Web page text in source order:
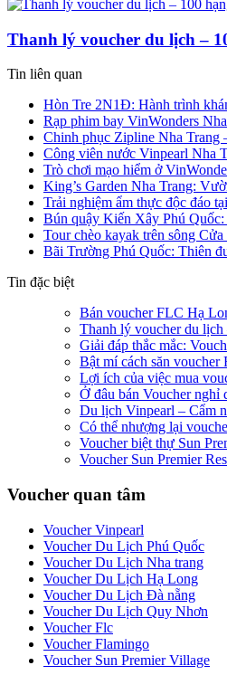
Thanh lý voucher du lịch –
Tin liên quan
Hòn Tre 2N1Đ: Hành trình
Rạp phim bay VinWonders
Chinh phục Zipline Nha Trang
Công viên nước Vinpearl Nha
Trò chơi mạo hiểm ở
King’s Garden Nha Trang:
Trải nghiệm ẩm thực độc đáo
Bún quậy Kiến Xây Phú
Tour chèo kayak trên sông
Bãi Trường Phú Quốc: Thiên
Tin đặc biệt
Bán voucher FLC Hạ
Thanh lý voucher du
Giải đáp thắc mắc:
Bật mí cách săn
Lợi ích của việc mua
Ở đâu bán Voucher nghỉ
Du lịch Vinpearl – Cẩm
Có thể nhượng lại
Voucher biệt thự Sun
Voucher Sun Premier
Voucher quan tâm
Voucher Vinpearl
Voucher Du Lịch Phú Quốc
Voucher Du Lịch Nha trang
Voucher Du Lịch Hạ Long
Voucher Du Lịch Đà nẵng
Voucher Du Lịch Quy Nhơn
Voucher Flc
Voucher Flamingo
Voucher Sun Premier Village